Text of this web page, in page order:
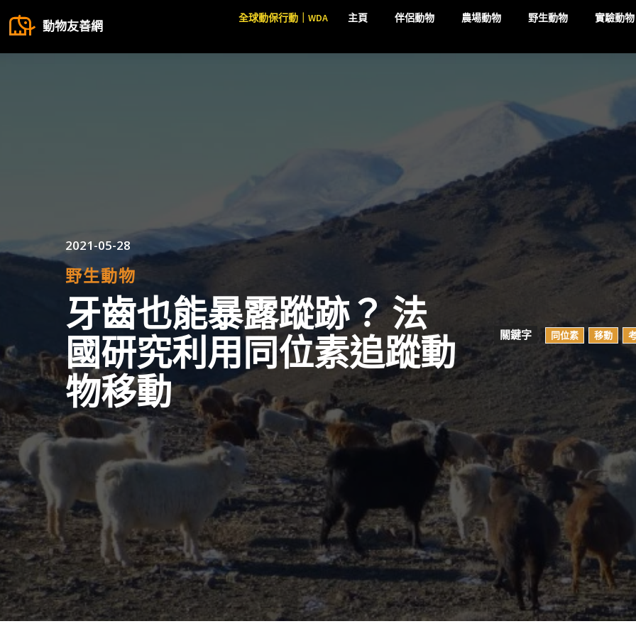
動物友善網
全球動保行動｜WDA 主頁 伴侶動物 農場動物 野生動物 實驗動物
2021-05-28
野生動物
牙齒也能暴露蹤跡？ 法
國研究利用同位素追蹤動
物移動
關鍵字 同位素 移動